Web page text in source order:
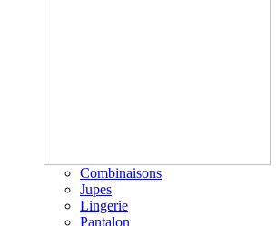
Combinaisons
Jupes
Lingerie
Pantalon